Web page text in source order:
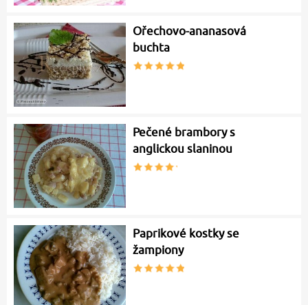
Ořechovo-ananasová
buchta
Pečené brambory s
anglickou slaninou
Paprikové kostky se
žampiony